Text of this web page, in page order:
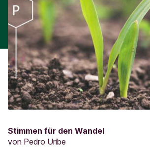
Stimmen für den Wandel
von Pedro Uribe